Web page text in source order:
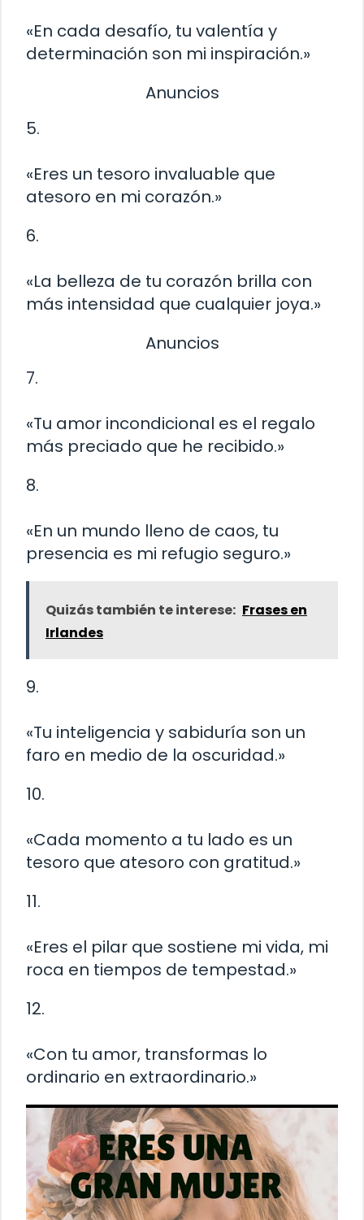
«En cada desafío, tu valentía y
determinación son mi inspiración.»
Anuncios
5.
«Eres un tesoro invaluable que
atesoro en mi corazón.»
6.
«La belleza de tu corazón brilla con
más intensidad que cualquier joya.»
Anuncios
7.
«Tu amor incondicional es el regalo
más preciado que he recibido.»
8.
«En un mundo lleno de caos, tu
presencia es mi refugio seguro.»
Quizás también te interese: Frases en
Irlandes
9.
«Tu inteligencia y sabiduría son un
faro en medio de la oscuridad.»
10.
«Cada momento a tu lado es un
tesoro que atesoro con gratitud.»
11.
«Eres el pilar que sostiene mi vida, mi
roca en tiempos de tempestad.»
12.
«Con tu amor, transformas lo
ordinario en extraordinario.»